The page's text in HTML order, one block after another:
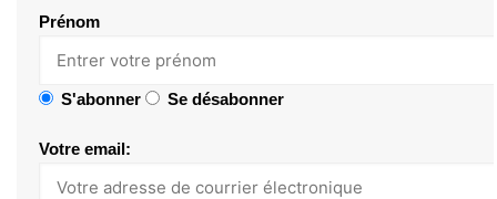
Prénom
S'abonner Se désabonner
Votre email: